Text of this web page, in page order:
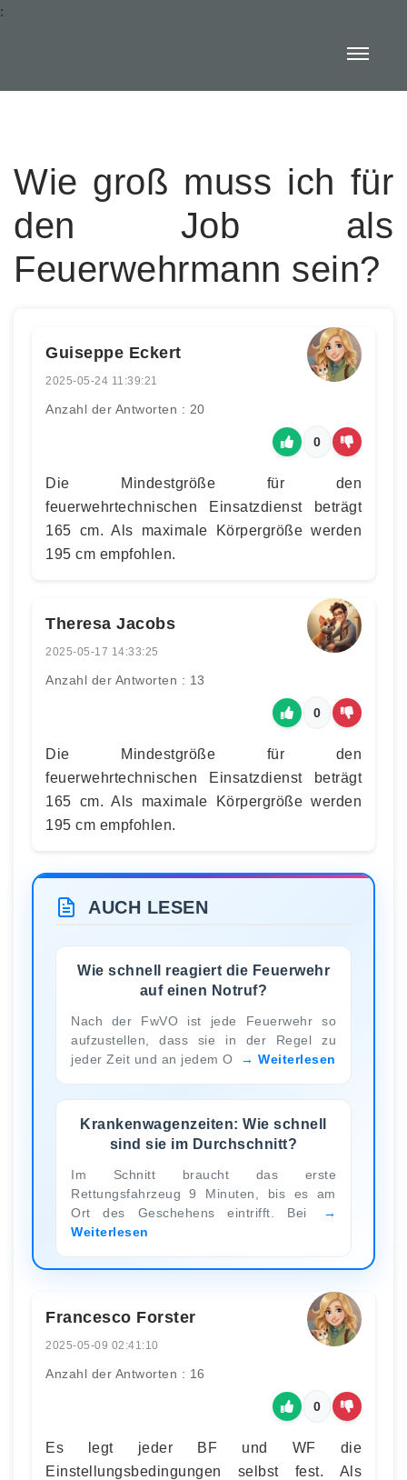
:
Wie groß muss ich für
den Job als
Feuerwehrmann sein?
Guiseppe Eckert
2025-05-24 11:39:21
Anzahl der Antworten : 20
0
Die Mindestgröße für den
feuerwehrtechnischen Einsatzdienst beträgt
165 cm. Als maximale Körpergröße werden
195 cm empfohlen.
Theresa Jacobs
2025-05-17 14:33:25
Anzahl der Antworten : 13
0
Die Mindestgröße für den
feuerwehrtechnischen Einsatzdienst beträgt
165 cm. Als maximale Körpergröße werden
195 cm empfohlen.
AUCH LESEN
Wie schnell reagiert die Feuerwehr
auf einen Notruf?
Nach der FwVO ist jede Feuerwehr so
aufzustellen, dass sie in der Regel zu
jeder Zeit und an jedem O
Weiterlesen
Krankenwagenzeiten: Wie schnell
sind sie im Durchschnitt?
Im Schnitt braucht das erste
Rettungsfahrzeug 9 Minuten, bis es am
Ort des Geschehens eintrifft. Bei
Weiterlesen
Francesco Forster
2025-05-09 02:41:10
Anzahl der Antworten : 16
0
Es legt jeder BF und WF die
Einstellungsbedingungen selbst fest. Als